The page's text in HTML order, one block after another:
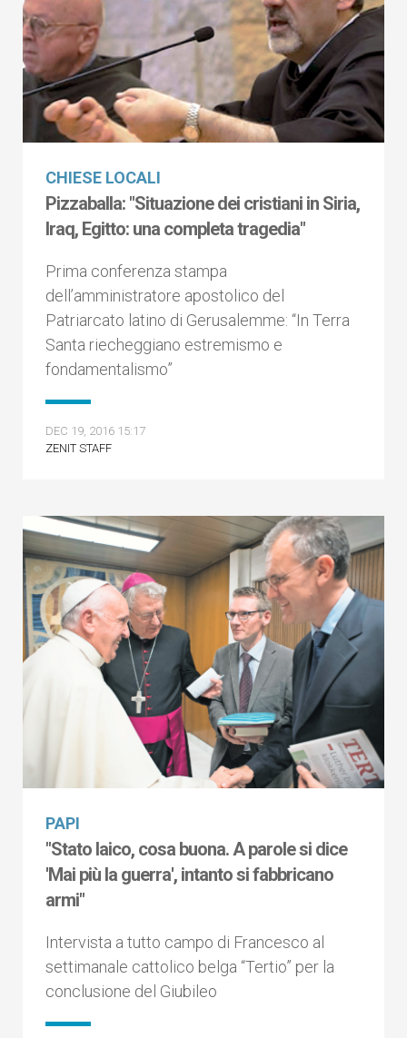
CHIESE LOCALI
Pizzaballa: "Situazione dei cristiani in Siria,
Iraq, Egitto: una completa tragedia"
Prima conferenza stampa
dell’amministratore apostolico del
Patriarcato latino di Gerusalemme: “In Terra
Santa riecheggiano estremismo e
fondamentalismo”
DEC 19, 2016 15:17
ZENIT STAFF
PAPI
"Stato laico, cosa buona. A parole si dice
'Mai più la guerra', intanto si fabbricano
armi"
Intervista a tutto campo di Francesco al
settimanale cattolico belga “Tertio” per la
conclusione del Giubileo